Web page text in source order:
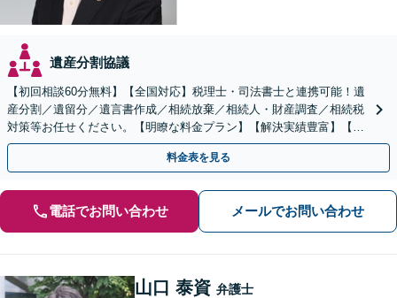
遺産分割協議
【初回相談60分無料】【全国対応】税理士・司法書士と連携可能！遺
産分割／遺留分／遺言書作成／相続放棄／相続人・財産調査／相続税
対策等お任せください。【明瞭な料金プラン】【解決実績豊富】【電
話相談可】
料金表を見る
電話でお問い合わせ メールでお問い合わせ
山口 泰資 弁護士